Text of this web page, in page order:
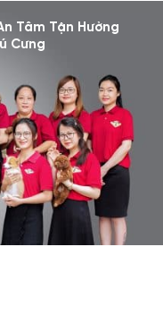
Tâm Tận Hưởng
Cưng